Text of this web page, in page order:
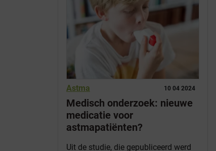
10 04 2024
Astma
Medisch onderzoek: nieuwe
medicatie voor
astmapatiënten?
Uit de studie, die gepubliceerd werd